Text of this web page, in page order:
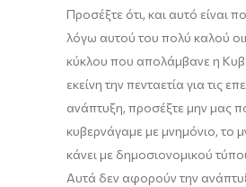
Προσέξτε ότι, και αυτό είναι
λόγω αυτού του πολύ καλού
κύκλου που απολάμβανε η
εκείνη την πενταετία για τις
ανάπτυξη, προσέξτε μην μας
κυβερνάγαμε με μνημόνιο, το
κάνει με δημοσιονομικού
Αυτά δεν αφορούν την